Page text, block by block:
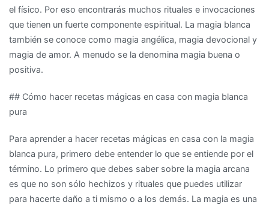
el físico. Por eso encontrarás muchos rituales e invocaciones
que tienen un fuerte componente espiritual. La magia blanca
también se conoce como magia angélica, magia devocional y
magia de amor. A menudo se la denomina magia buena o
positiva.
## Cómo hacer recetas mágicas en casa con magia blanca
pura
Para aprender a hacer recetas mágicas en casa con la magia
blanca pura, primero debe entender lo que se entiende por el
término. Lo primero que debes saber sobre la magia arcana
es que no son sólo hechizos y rituales que puedes utilizar
para hacerte daño a ti mismo o a los demás. La magia es una